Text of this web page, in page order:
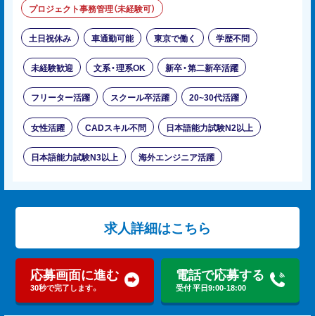
プロジェクト事務管理（未経験可）
土日祝休み 車通勤可能 東京で働く 学歴不問
未経験歓迎 文系・理系OK 新卒・第二新卒活躍
フリーター活躍 スクール卒活躍 20~30代活躍
女性活躍 CADスキル不問 日本語能力試験N2以上
日本語能力試験N3以上 海外エンジニア活躍
求人詳細はこちら
応募画面に進む
30秒で完了します。
電話で応募する
受付 平日9:00-18:00